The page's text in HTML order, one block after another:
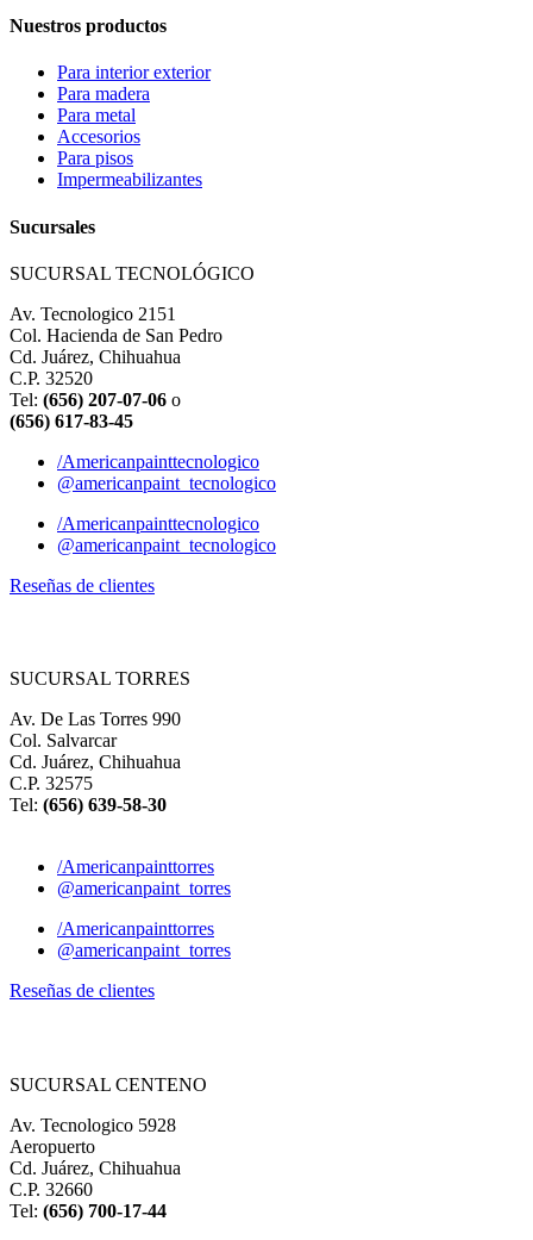
Nuestros productos
Para interior exterior
Para madera
Para metal
Accesorios
Para pisos
Impermeabilizantes
Sucursales
SUCURSAL TECNOLÓGICO
Av. Tecnologico 2151
Col. Hacienda de San Pedro
Cd. Juárez, Chihuahua
C.P. 32520
Tel: (656) 207-07-06 o
(656) 617-83-45
/Americanpainttecnologico
@americanpaint_tecnologico
/Americanpainttecnologico
@americanpaint_tecnologico
Reseñas de clientes
SUCURSAL TORRES
Av. De Las Torres 990
Col. Salvarcar
Cd. Juárez, Chihuahua
C.P. 32575
Tel: (656) 639-58-30
/Americanpainttorres
@americanpaint_torres
/Americanpainttorres
@americanpaint_torres
Reseñas de clientes
SUCURSAL CENTENO
Av. Tecnologico 5928
Aeropuerto
Cd. Juárez, Chihuahua
C.P. 32660
Tel: (656) 700-17-44